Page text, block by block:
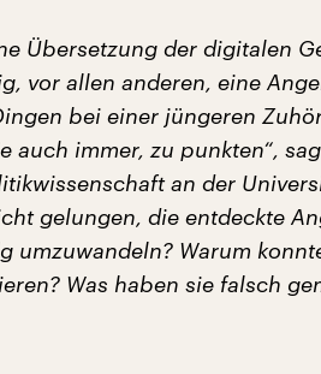
Übersetzung der digitalen
vor allen anderen, eine
bei einer jüngeren
auch immer, zu punkten“,
an der
gelungen, die entdeckte
umzuwandeln? Warum
Was haben sie falsch